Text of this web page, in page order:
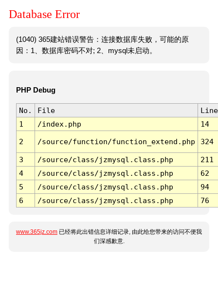
Database Error
(1040) 365建站错误警告：连接数据库失败，可能的原
因：1、数据库密码不对; 2、mysql未启动。
PHP Debug
No. File
Line
1
/index.php 14
2 /source/function/function_extend.php 324
3 /source/class/jzmysql.class.php
211
4
/source/class/jzmysql.class.php
62
5
/source/class/jzmysql.class.php
94
6
/source/class/jzmysql.class.php 76
www.365jz.com 已经将此出错信息详细记录, 由此给您带来的访问不便我
们深感歉意.